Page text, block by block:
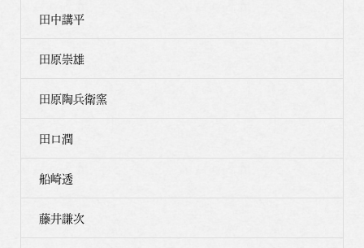
田中講平
田原崇雄
田原陶兵衛窯
田口潤
船崎透
藤井謙次